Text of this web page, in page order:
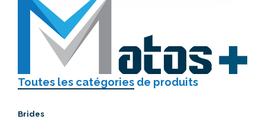
Toutes les catégories de produits
Brides